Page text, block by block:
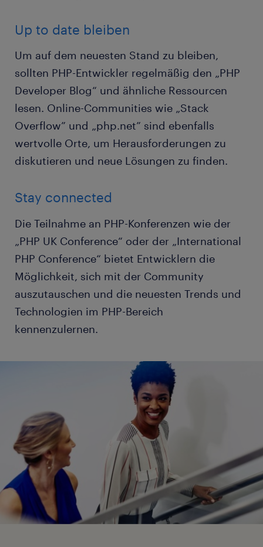
Up to date bleiben
Um auf dem neuesten Stand zu bleiben,
sollten PHP-Entwickler regelmäßig den „PHP
Developer Blog“ und ähnliche Ressourcen
lesen. Online-Communities wie „Stack
Overflow” und „php.net” sind ebenfalls
wertvolle Orte, um Herausforderungen zu
diskutieren und neue Lösungen zu finden.
Stay connected
Die Teilnahme an PHP-Konferenzen wie der
„PHP UK Conference“ oder der „International
PHP Conference“ bietet Entwicklern die
Möglichkeit, sich mit der Community
auszutauschen und die neuesten Trends und
Technologien im PHP-Bereich
kennenzulernen.